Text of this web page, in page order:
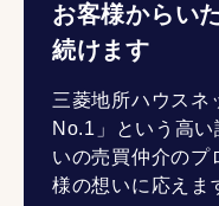
お客様からい
続けます
三菱地所ハウスネ
No.1」という高
いの売買仲介のプ
様の想いに応えま